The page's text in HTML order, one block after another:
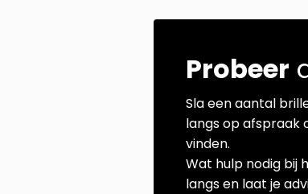
Probeer
Sla een aantal
langs op afspraak
vinden.
Wat hulp nodig bij
langs en laat je